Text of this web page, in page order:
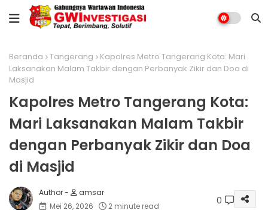
Beranda Tangerang
Kapolres Metro Tangerang Kota: Mari
Laksanakan Malam Takbir dengan Perbanyak Zikir dan Doa di
Masjid
Kapolres Metro Tangerang Kota:
Mari Laksanakan Malam Takbir
dengan Perbanyak Zikir dan Doa
di Masjid
amsar
Mei 26, 2026
2 minute read 0